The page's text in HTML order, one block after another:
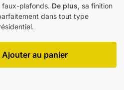
faux-plafonds. De plus, sa finition
dans tout type
Ajouter au panier